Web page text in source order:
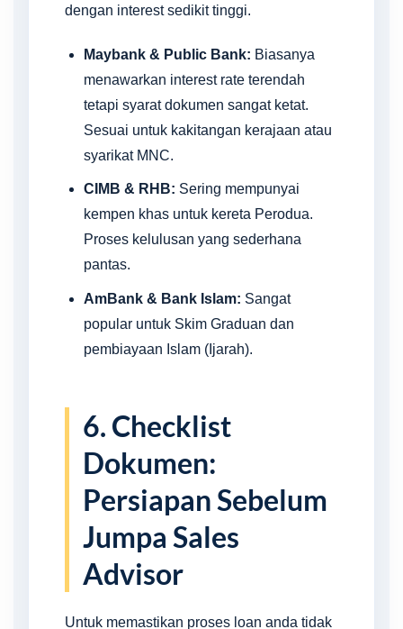
dengan interest sedikit tinggi.
Maybank & Public Bank: Biasanya
menawarkan interest rate terendah
tetapi syarat dokumen sangat ketat.
Sesuai untuk kakitangan kerajaan atau
syarikat MNC.
CIMB & RHB: Sering mempunyai
kempen khas untuk kereta Perodua.
Proses kelulusan yang sederhana
pantas.
AmBank & Bank Islam: Sangat
popular untuk Skim Graduan dan
pembiayaan Islam (Ijarah).
6. Checklist
Dokumen:
Persiapan Sebelum
Jumpa Sales
Advisor
Untuk memastikan proses loan anda tidak